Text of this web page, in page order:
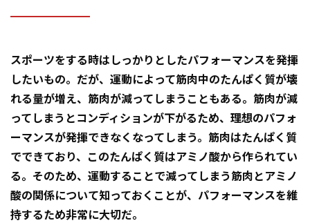
スポーツをする時はしっかりとしたパフォーマンスを発揮
したいもの。だが、運動によって筋肉中のたんぱく質が壊
れる量が増え、筋肉が減ってしまうこともある。筋肉が減
ってしまうとコンディションが下がるため、理想のパフォ
ーマンスが発揮できなくなってしまう。筋肉はたんぱく質
でできており、このたんぱく質はアミノ酸から作られてい
る。そのため、運動することで減ってしまう筋肉とアミノ
酸の関係について知っておくことが、パフォーマンスを維
持するため非常に大切だ。